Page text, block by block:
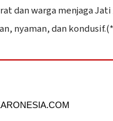
dan warga menjaga Jati
nyaman, dan